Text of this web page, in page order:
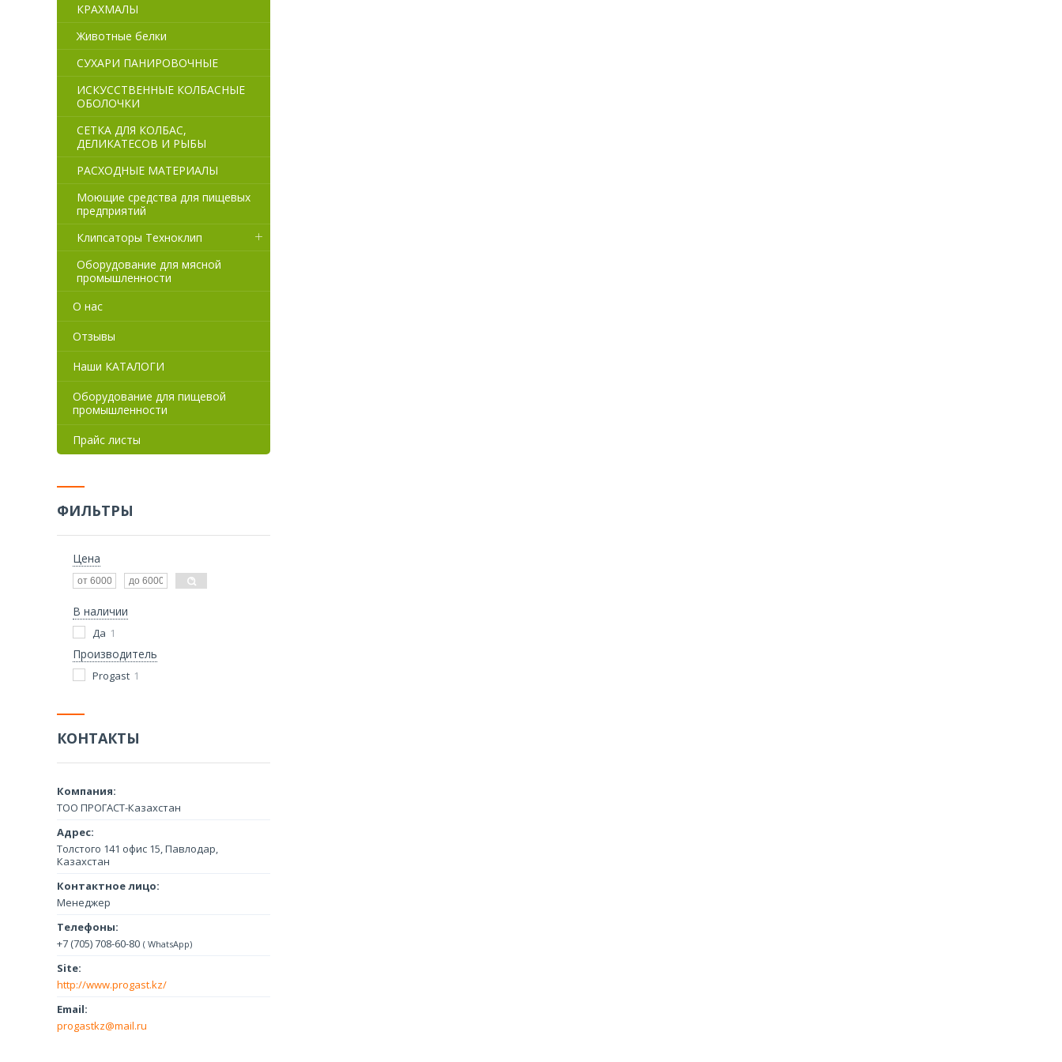
КРАХМАЛЫ
Животные белки
СУХАРИ ПАНИРОВОЧНЫЕ
ИСКУССТВЕННЫЕ КОЛБАСНЫЕ
ОБОЛОЧКИ
СЕТКА ДЛЯ КОЛБАС,
ДЕЛИКАТЕСОВ И РЫБЫ
РАСХОДНЫЕ МАТЕРИАЛЫ
Моющие средства для пищевых
предприятий
Клипсаторы Техноклип
Оборудование для мясной
промышленности
О нас
Отзывы
Наши КАТАЛОГИ
Оборудование для пищевой
промышленности
Прайс листы
ФИЛЬТРЫ
Цена
В наличии
Да 1
Производитель
Progast 1
КОНТАКТЫ
ТОО ПРОГАСТ-Казахстан
Толстого 141 офис 15, Павлодар,
Казахстан
Менеджер
+7 (705) 708-60-80 WhatsApp
http://www.progast.kz/
progastkz@mail.ru